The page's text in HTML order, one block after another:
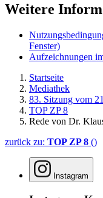
Weitere
Fenster)
Aufzeichnungen
Startseite
Mediathek
83. Sitzung vom
TOP ZP 8
Rede von Dr.
zurück zu: TOP ZP 8 ()
Instagram